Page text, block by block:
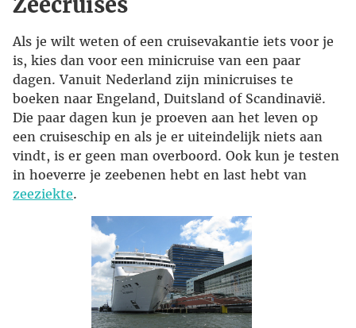
Als je wilt weten of een cruisevakantie iets voor je
is, kies dan voor een minicruise van een paar
dagen. Vanuit Nederland zijn minicruises te
boeken naar Engeland, Duitsland of Scandinavië.
Die paar dagen kun je proeven aan het leven op
een cruiseschip en als je er uiteindelijk niets aan
vindt, is er geen man overboord. Ook kun je testen
in hoeverre je zeebenen hebt en last hebt van
zeeziekte.